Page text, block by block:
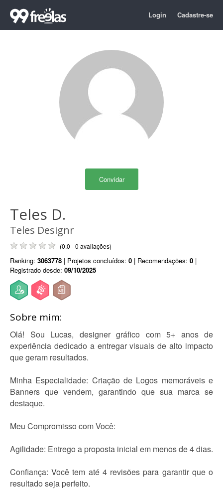
Login Cadastre-se
Convidar
Teles D.
Teles Designr
(0.0 - 0 avaliações)
Ranking: 3063778 | Projetos concluídos: 0 | Recomendações: 0 |
Registrado desde: 09/10/2025
Sobre mim:
Olá! Sou Lucas, designer gráfico com 5+ anos de
experiência dedicado a entregar visuais de alto impacto
que geram resultados.
Minha Especialidade: Criação de Logos memoráveis e
Banners que vendem, garantindo que sua marca se
destaque.
Meu Compromisso com Você:
Agilidade: Entrego a proposta inicial em menos de 4 dias.
Confiança: Você tem até 4 revisões para garantir que o
resultado seja perfeito.